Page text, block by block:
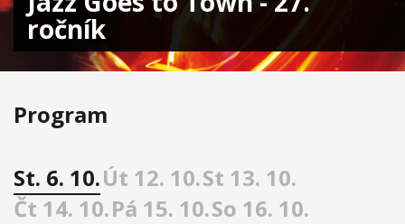
ročník
Program
St. 6. 10.Út 12. 10.St 13. 10.
Čt 14. 10.Pá 15. 10.So 16. 10.